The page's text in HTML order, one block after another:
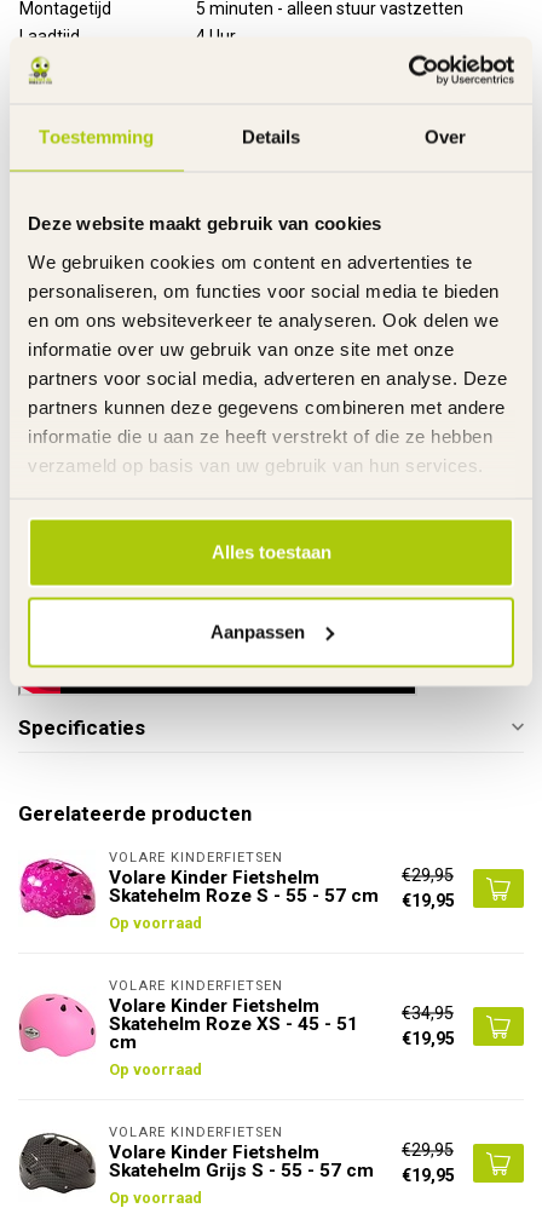
Toestemming Details Over
Deze website maakt gebruik van cookies
We gebruiken cookies om content en advertenties te
personaliseren, om functies voor social media te bieden
en om ons websiteverkeer te analyseren. Ook delen we
informatie over uw gebruik van onze site met onze
partners voor social media, adverteren en analyse. Deze
partners kunnen deze gegevens combineren met andere
informatie die u aan ze heeft verstrekt of die ze hebben
verzameld op basis van uw gebruik van hun services.
Alles toestaan
Aanpassen
Montagetijd
5 minuten - alleen stuur vastzetten
Laadtijd
4 Uur
Rijtijd
Tot 40 minuten aaneengesloten
Garantie product
2 Jaar m.u.v. slijtageonderdelen
Garantie accu('s)
Advies
De E-step voor het eerste gebruik 6 uur opladen.
Altijd de E-Step met een volledig opgeladen accu wegzetten.
Met deze E-Step mag je rijden op "eigen terrein".
Links
De gehele rubriek Razor elektrische steps
Tips accugebruik
Specificaties
Gerelateerde producten
VOLARE KINDERFIETSEN
Volare Kinder Fietshelm
Skatehelm Roze S - 55 - 57 cm
Op voorraad
€29,95
€19,95
VOLARE KINDERFIETSEN
Volare Kinder Fietshelm
Skatehelm Roze XS - 45 - 51
cm
Op voorraad
€34,95
€19,95
VOLARE KINDERFIETSEN
Volare Kinder Fietshelm
Skatehelm Grijs S - 55 - 57 cm
Op voorraad
€29,95
€19,95